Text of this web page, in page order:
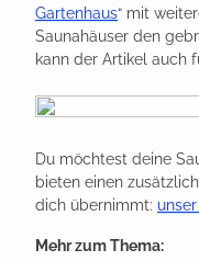
Gartenhaus“ mit
Saunahäuser den
kann der Artikel auch
Du möchtest deine
bieten einen
dich übernimmt:
Mehr zum Thema: